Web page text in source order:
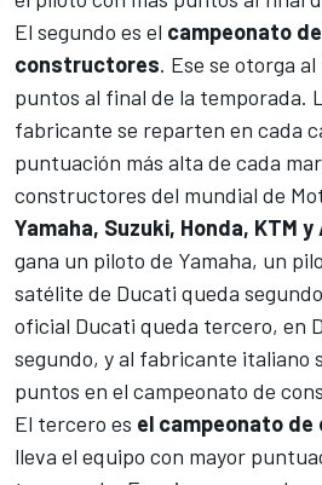
El segundo es el campeonato
constructores. Ese se otorga
puntos al final de la temporada.
fabricante se reparten en cada
puntuación más alta de cada
constructores del mundial de
Yamaha, Suzuki, Honda, KTM y
gana un piloto de Yamaha, un
satélite de Ducati queda
oficial Ducati queda tercero, en
segundo, y al fabricante italiano
puntos en el campeonato de
El tercero es el campeonato de
lleva el equipo con mayor